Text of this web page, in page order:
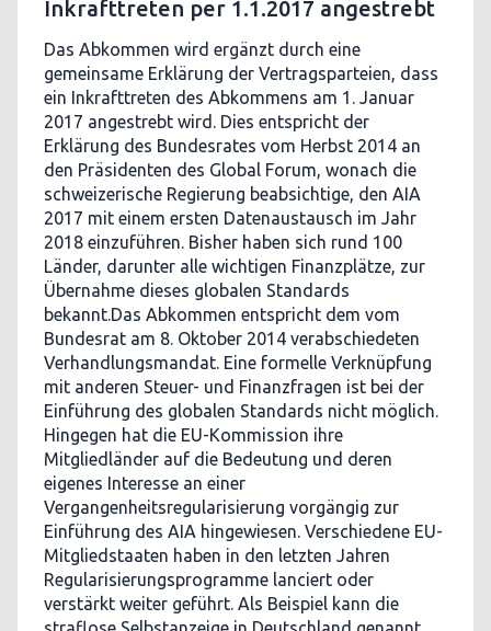
Inkrafttreten per 1.1.2017 angestrebt
Das Abkommen wird ergänzt durch eine
gemeinsame Erklärung der Vertragsparteien, dass
ein Inkrafttreten des Abkommens am 1. Januar
2017 angestrebt wird. Dies entspricht der
Erklärung des Bundesrates vom Herbst 2014 an
den Präsidenten des Global Forum, wonach die
schweizerische Regierung beabsichtige, den AIA
2017 mit einem ersten Datenaustausch im Jahr
2018 einzuführen. Bisher haben sich rund 100
Länder, darunter alle wichtigen Finanzplätze, zur
Übernahme dieses globalen Standards
bekannt.Das Abkommen entspricht dem vom
Bundesrat am 8. Oktober 2014 verabschiedeten
Verhandlungsmandat. Eine formelle Verknüpfung
mit anderen Steuer- und Finanzfragen ist bei der
Einführung des globalen Standards nicht möglich.
Hingegen hat die EU-Kommission ihre
Mitgliedländer auf die Bedeutung und deren
eigenes Interesse an einer
Vergangenheitsregularisierung vorgängig zur
Einführung des AIA hingewiesen. Verschiedene EU-
Mitgliedstaaten haben in den letzten Jahren
Regularisierungsprogramme lanciert oder
verstärkt weiter geführt. Als Beispiel kann die